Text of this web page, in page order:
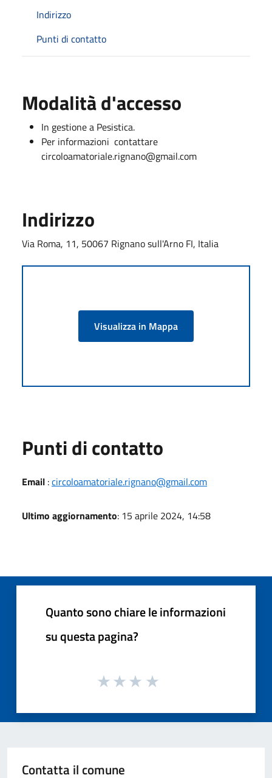
Indirizzo
Punti di contatto
Modalità d'accesso
In gestione a Pesistica.
Per informazioni contattare
circoloamatoriale.rignano@gmail.com
Indirizzo
Via Roma, 11, 50067 Rignano sull'Arno FI, Italia
Visualizza in Mappa
Punti di contatto
Email :circoloamatoriale.rignano@gmail.com
Ultimo aggiornamento: 15 aprile 2024, 14:58
Quanto sono chiare le informazioni
su questa pagina?
Contatta il comune